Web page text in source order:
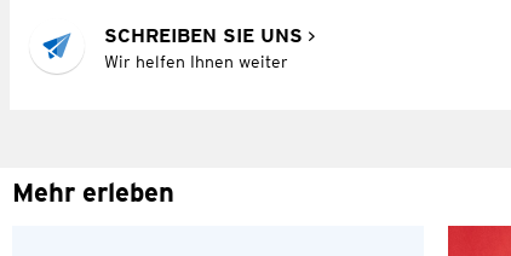
SCHREIBEN SIE UNS
Wir helfen Ihnen weiter
Mehr erleben